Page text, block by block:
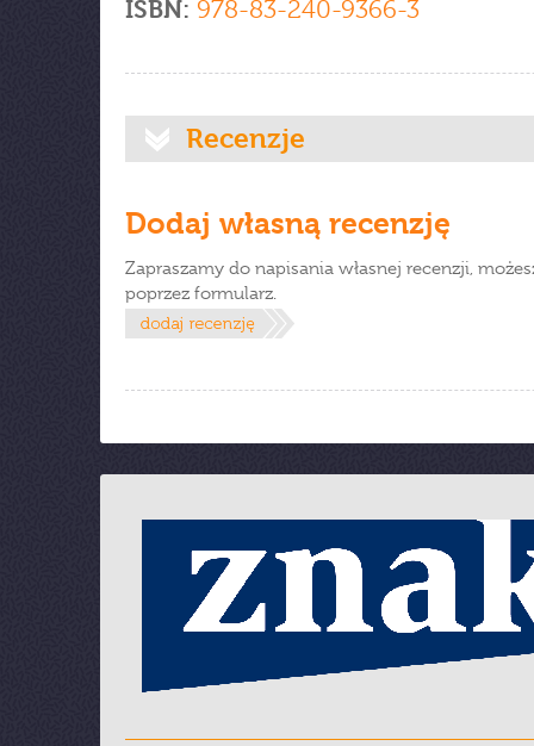
ISBN: 978-83-240-9366-3
Recenzje
Dodaj własną recenzję
Zapraszamy do napisania własnej recenzji,
poprzez formularz.